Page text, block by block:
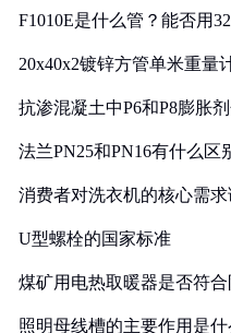
F1010E是什么管？能否用
20x40x2镀锌方管单米重量
抗渗混凝土中P6和P8膨胀
法兰PN25和PN16有什么区
消费者对洗衣机的核心需
U型螺栓的国家标准
煤矿用电热取暖器是否符
照明母线槽的主要作用是什